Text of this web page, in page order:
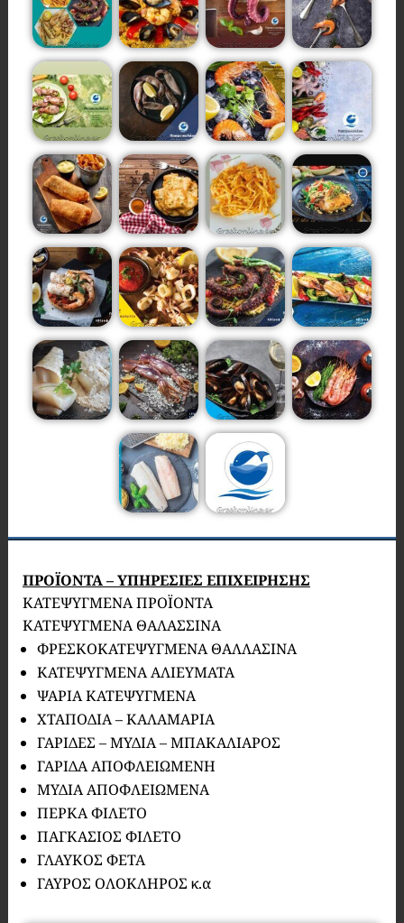
ΠΡΟΪΟΝΤΑ – ΥΠΗΡΕΣΙΕΣ ΕΠΙΧΕΙΡΗΣΗΣ
ΚΑΤΕΨΥΓΜΕΝΑ ΠΡΟΪΟΝΤΑ
ΚΑΤΕΨΥΓΜΕΝΑ ΘΑΛΑΣΣΙΝΑ
ΦΡΕΣΚΟΚΑΤΕΨΥΓΜΕΝΑ ΘΑΛΛΑΣΙΝΑ
ΚΑΤΕΨΥΓΜΕΝΑ ΑΛΙΕΥΜΑΤΑ
ΨΑΡΙΑ ΚΑΤΕΨΥΓΜΕΝΑ
ΧΤΑΠΟΔΙΑ – ΚΑΛΑΜΑΡΙΑ
ΓΑΡΙΔΕΣ – ΜΥΔΙΑ – ΜΠΑΚΑΛΙΑΡΟΣ
ΓΑΡΙΔΑ ΑΠΟΦΛΕΙΩΜΕΝΗ
ΜΥΔΙΑ ΑΠΟΦΛΕΙΩΜΕΝΑ
ΠΕΡΚΑ ΦΙΛΕΤΟ
ΠΑΓΚΑΣΙΟΣ ΦΙΛΕΤΟ
ΓΛΑΥΚΟΣ ΦΕΤΑ
ΓΑΥΡΟΣ ΟΛΟΚΛΗΡΟΣ κ.α